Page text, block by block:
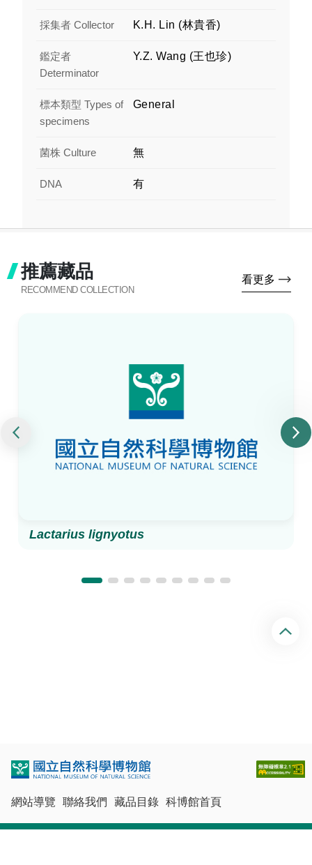
採集者 Collector K.H. Lin (林貴香)
鑑定者
Determinator
Y.Z. Wang (王也珍)
標本類型 Types of
specimens
General
菌株 Culture 無
DNA 有
推薦藏品
RECOMMEND COLLECTION
看更多
Lactarius lignyotus
網站導覽 聯絡我們 藏品目錄 科博館首頁
回
頂
端